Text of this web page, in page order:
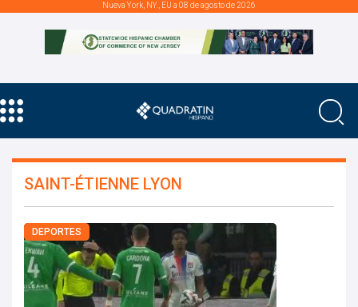
Nueva York, NY., EU a 08 de agosto de 2026
SAINT-ÉTIENNE LYON
DEPORTES